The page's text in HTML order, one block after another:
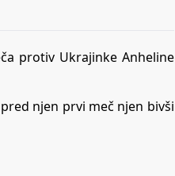
protiv Ukrajinke Anheline
njen prvi meč njen bivši